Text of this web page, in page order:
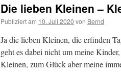
Die lieben Kleinen –
Publiziert am 10. Juli 2020 von Bernd
Ja die lieben Kleinen, die erfinden
geht es dabei nicht um meine
Kleinen, zum Glück aber meine